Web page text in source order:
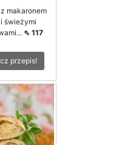
makaronem
świeżymi
⇖ 117
przepis!